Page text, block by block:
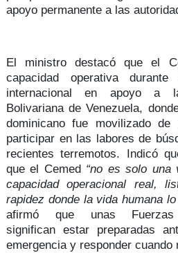
apoyo permanentea las
El ministro destacó que el
capacidad operativa
internacional en apoyo a la
Bolivariana de Venezuela,
dominicano fue movilizado de
participar en las labores de
recientes terremotos. Indicó
que el Cemed “no es solo una
capacidad operacional real,
rapidez donde la vida humana lo
afirmó que unas Fuerzas
significan estar preparadas
emergencia y responder